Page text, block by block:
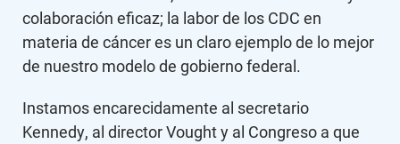
colaboración eficaz; la labor de los CDC en
materia de cáncer es un claro ejemplo de lo mejor
de nuestro modelo de gobierno federal.
Instamos encarecidamente al secretario
Kennedy, al director Vought y al Congreso a que